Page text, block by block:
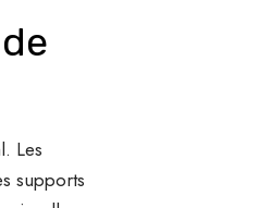
Les
supports